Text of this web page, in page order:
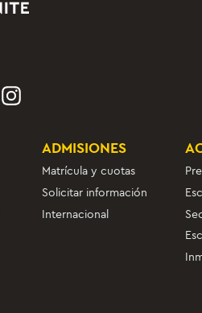
ADMISIONES
Matrícula y cuotas
Solicitar información
Internacional